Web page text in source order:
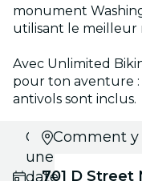
monument
utilisant le meilleur
Avec Unlimited
pour ton aventure :
antivols sont inclus.
Choisis
une
date
Comment y
701 D Street